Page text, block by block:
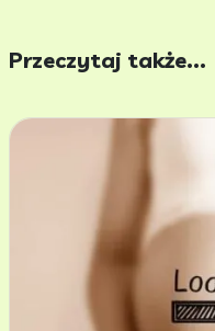
Przeczytaj także...